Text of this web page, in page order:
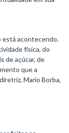
está acontecendo.
física, do
de açúcar, de
que a
Mario Borba,